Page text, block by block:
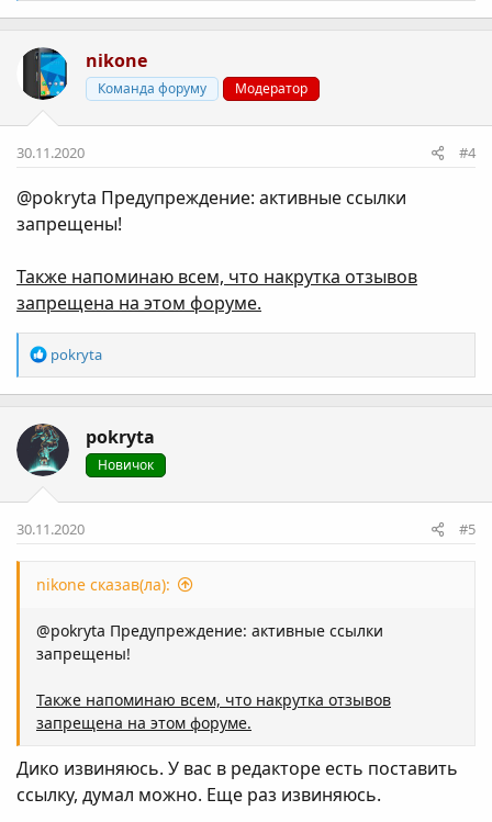
а
ц
і
ї
nikone
Команда форуму Модератор
30.11.2020 #4
@pokryta Предупреждение: активные ссылки
запрещены!
Также напоминаю всем, что накрутка отзывов
запрещена на этом форуме.
Р
е
а
ц
і
ї
pokryta
pokryta
Новичок
30.11.2020 #5
nikone сказав(ла):
@pokryta Предупреждение: активные ссылки
запрещены!
Также напоминаю всем, что накрутка отзывов
запрещена на этом форуме.
Дико извиняюсь. У вас в редакторе есть поставить
ссылку, думал можно. Еще раз извиняюсь.